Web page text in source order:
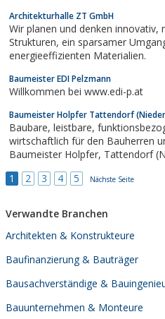
Architekturhalle ZT GmbH
Wir planen und denken innovativ, modern und nachhaltig. Flexible
Strukturen, ein sparsamer Umgang mit Ressourcen und
energieeffizienten Materialien.
Baumeister EDI Pelzmann
Willkommen bei www.edi-p.at
Baumeister Holpfer Tattendorf
Baubare, leistbare, funktionsbezogene Planung, ökologisch und
wirtschaftlich für den Bauherren
Baumeister Holpfer,
1
2 3 4 5 Nächste Seite
Verwandte Branchen
Architekten & Konstrukteure
Baufinanzierung & Bauträger
Bausachverständige &
Bauunternehmen & Monteure